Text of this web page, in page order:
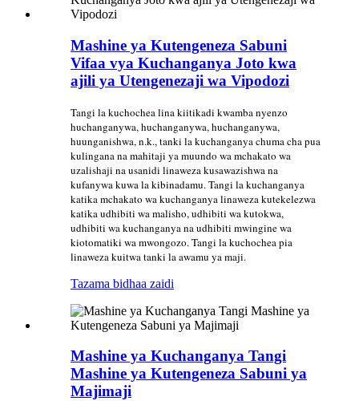
Mashine ya Kutengeneza Sabuni
Vifaa vya Kuchanganya Joto kwa
ajili ya Utengenezaji wa Vipodozi
Tangi la kuchochea lina kiitikadi kwamba nyenzo
huchanganywa, huchanganywa, huchanganywa,
huunganishwa, n.k., tanki la kuchanganya chuma cha pua
kulingana na mahitaji ya muundo wa mchakato wa
uzalishaji na usanidi linaweza kusawazishwa na
kufanywa kuwa la kibinadamu. Tangi la kuchanganya
katika mchakato wa kuchanganya linaweza kutekelezwa
katika udhibiti wa malisho, udhibiti wa kutokwa,
udhibiti wa kuchanganya na udhibiti mwingine wa
kiotomatiki wa mwongozo. Tangi la kuchochea pia
linaweza kuitwa tanki la awamu ya maji.
Tazama bidhaa zaidi
Mashine ya Kuchanganya Tangi
Mashine ya Kutengeneza Sabuni ya
Majimaji